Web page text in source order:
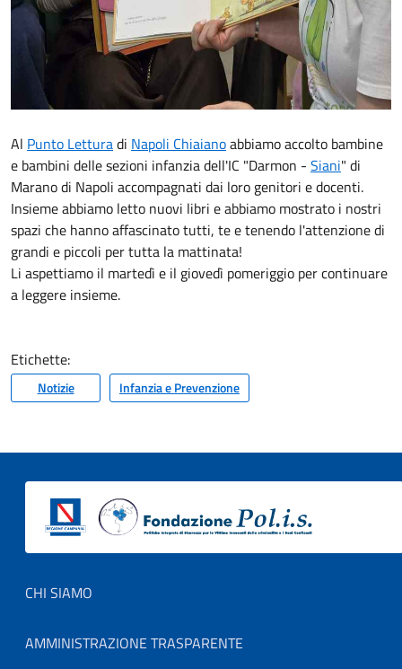
Al Punto Letturadi Napoli Chiaianoabbiamo accolto bambine
e bambini delle sezioni infanzia dell'IC "Darmon - Siani" di
Marano di Napoli accompagnati dai loro genitori e docenti.
Insieme abbiamo letto nuovi libri e abbiamo mostrato i nostri
spazi che hanno affascinato tutti, te e tenendo l'attenzione di
grandi e piccoli per tutta la mattinata!
Li aspettiamo il martedì e il giovedì pomeriggio per continuare
a leggere insieme.
Etichette:
Notizie Infanzia e Prevenzione
Footer menu
CHI SIAMO
AMMINISTRAZIONE TRASPARENTE